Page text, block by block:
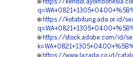
🌐 https://
🌐 https://kotabitung.ada.or.id/
🌐 https://stock.adobe.com/id/
🌐 https://www.lazada.co.id/